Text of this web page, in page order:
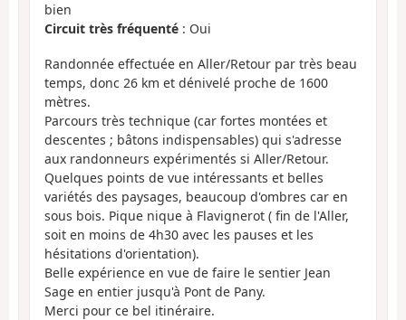
bien
Circuit très fréquenté : Oui
Randonnée effectuée en Aller/Retour par très beau
temps, donc 26 km et dénivelé proche de 1600
mètres.
Parcours très technique (car fortes montées et
descentes ; bâtons indispensables) qui s'adresse
aux randonneurs expérimentés si Aller/Retour.
Quelques points de vue intéressants et belles
variétés des paysages, beaucoup d'ombres car en
sous bois. Pique nique à Flavignerot ( fin de l'Aller,
soit en moins de 4h30 avec les pauses et les
hésitations d'orientation).
Belle expérience en vue de faire le sentier Jean
Sage en entier jusqu'à Pont de Pany.
Merci pour ce bel itinéraire.